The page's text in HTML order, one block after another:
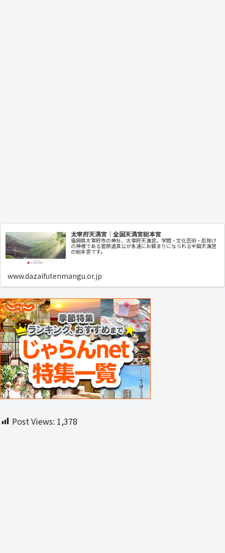
太宰府天満宮｜全国天満宮総本宮
福岡県太宰府市の神社、太宰府天満宮。学問・文化芸術・厄除け
の神様である菅原道真公が永遠にお鎮まりになられる全国天満宮
の総本宮です。
www.dazaifutenmangu.or.jp
Post Views: 1,378